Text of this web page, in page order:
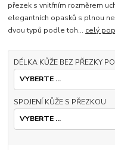
přezek s vnitřním rozměrem
elegantních opasků s plnou
dvou typů podle toh... celý
DÉLKA KŮŽE BEZ PŘEZKY
SPOJENÍ KŮŽE S PŘEZKOU